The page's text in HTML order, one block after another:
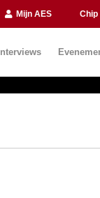
Mijn AES Chip
Interviews